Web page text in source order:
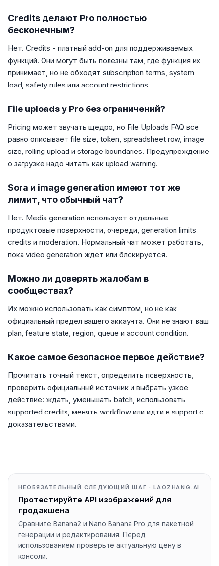
Credits делают Pro полностью
бесконечным?
Нет. Credits - платный add-on для поддерживаемых
функций. Они могут быть полезны там, где функция их
принимает, но не обходят subscription terms, system
load, safety rules или account restrictions.
File uploads у Pro без ограничений?
Pricing может звучать щедро, но File Uploads FAQ все
равно описывает file size, token, spreadsheet row, image
size, rolling upload и storage boundaries. Предупреждение
о загрузке надо читать как upload warning.
Sora и image generation имеют тот же
лимит, что обычный чат?
Нет. Media generation использует отдельные
продуктовые поверхности, очереди, generation limits,
credits и moderation. Нормальный чат может работать,
пока video generation ждет или блокируется.
Можно ли доверять жалобам в
сообществах?
Их можно использовать как симптом, но не как
официальный предел вашего аккаунта. Они не знают ваш
plan, feature state, region, queue и account condition.
Какое самое безопасное первое действие?
Прочитать точный текст, определить поверхность,
проверить официальный источник и выбрать узкое
действие: ждать, уменьшать batch, использовать
supported credits, менять workflow или идти в support с
доказательствами.
НЕОБЯЗАТЕЛЬНЫЙ СЛЕДУЮЩИЙ ШАГ · LAOZHANG.AI
Протестируйте API изображений для
продакшена
Сравните Banana2 и Nano Banana Pro для пакетной
генерации и редактирования. Перед
использованием проверьте актуальную цену в
консоли.